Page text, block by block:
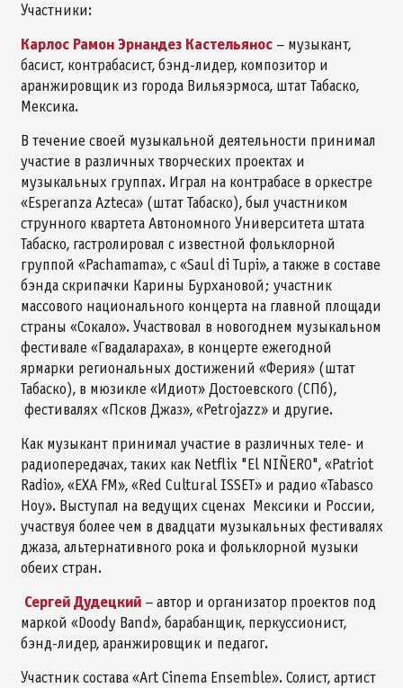
Участники:
Карлос Рамон Эрнандез Кастельянос– музыкант,
басист, контрабасист, бэнд-лидер, композитор и
аранжировщик из города Вильяэрмоса, штат Табаско,
Мексика.
В течение своей музыкальной деятельности принимал
участие в различных творческих проектах и
музыкальных группах. Играл на контрабасе в оркестре
«Esperanza Azteca» (штат Табаско), был участником
струнного квартета Автономного Университета штата
Табаско, гастролировал с известной фольклорной
группой «Pachamama», с «Saul di Tupi», а также в составе
бэнда скрипачки Карины Бурхановой; участник
массового национального концерта на главной площади
страны «Сокало». Участвовал в новогоднем музыкальном
фестивале «Гвадалараха», в концерте ежегодной
ярмарки региональных достижений «Ферия» (штат
Табаско), в мюзикле «Идиот» Достоевского (СПб),
фестивалях «Псков Джаз», «Petrojazz» и другие.
Как музыкант принимал участие в различных теле- и
радиопередачах, таких как Netflix "El NIÑERO", «Patriot
Radio», «EXA FM», «Red Cultural ISSET» и радио «Tabasco
Hoy». Выступал на ведущих сценах Мексики и России,
участвуя более чем в двадцати музыкальных фестивалях
джаза, альтернативного рока и фольклорной музыки
обеих стран.
Сергей Дудецкий– автор и организатор проектов под
маркой «Doody Band», барабанщик, перкуссионист,
бэнд-лидер, аранжировщик и педагог.
Участник состава «Art Cinema Ensemble». Солист, артист